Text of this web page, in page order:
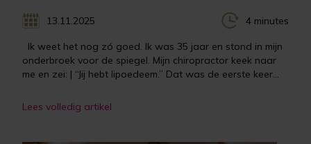
13.11.2025 4 minutes
Ik weet het nog zó goed. Ik was 35 jaar en stond in mijn
onderbroek voor de spiegel. Mijn chiropractor keek naar
me en zei: | “Jij hebt lipoedeem.” Dat was de eerste keer...
Lees volledig artikel